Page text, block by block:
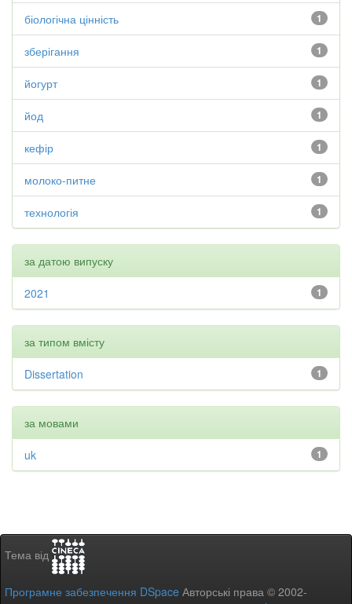
1
біологічна цінність
1
зберігання
1
йогурт
1
йод
1
кефір
1
молоко-питне
1
технологія
за датою випуску
1
2021
за типом вмісту
1
Dissertation
за мовами
1
uk
Тема від
Програмне забезпечення DSpace Авторські права © 2002-